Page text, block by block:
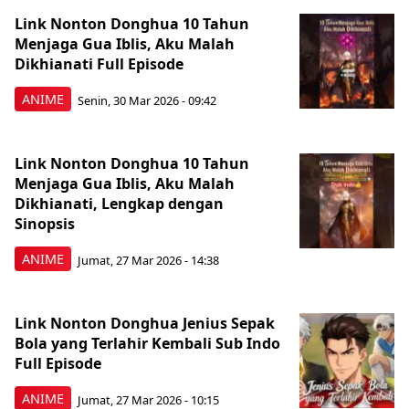
ANIME
Link Nonton Donghua 10 Tahun
Menjaga Gua Iblis, Aku Malah
Dikhianati Full Episode
Senin, 30 Mar 2026 - 09:42
ANIME
Link Nonton Donghua 10 Tahun
Menjaga Gua Iblis, Aku Malah
Dikhianati, Lengkap dengan
Sinopsis
Jumat, 27 Mar 2026 - 14:38
ANIME
Link Nonton Donghua Jenius Sepak
Bola yang Terlahir Kembali Sub Indo
Full Episode
Jumat, 27 Mar 2026 - 10:15